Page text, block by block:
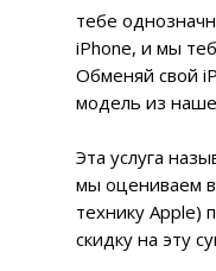
тебе
iPhone, и мы
Обменяй свой
модель из
Эта услуга
мы оцениваем
технику Apple)
скидку на эту